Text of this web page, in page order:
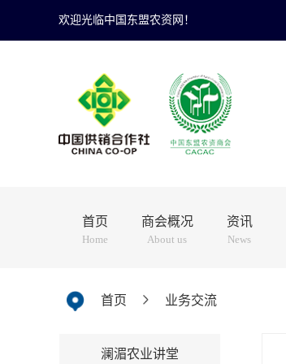
欢迎光临中国东盟农资网！
首页
Home
商会概况
About us
资讯
News
首页 业务交流
澜湄农业讲堂